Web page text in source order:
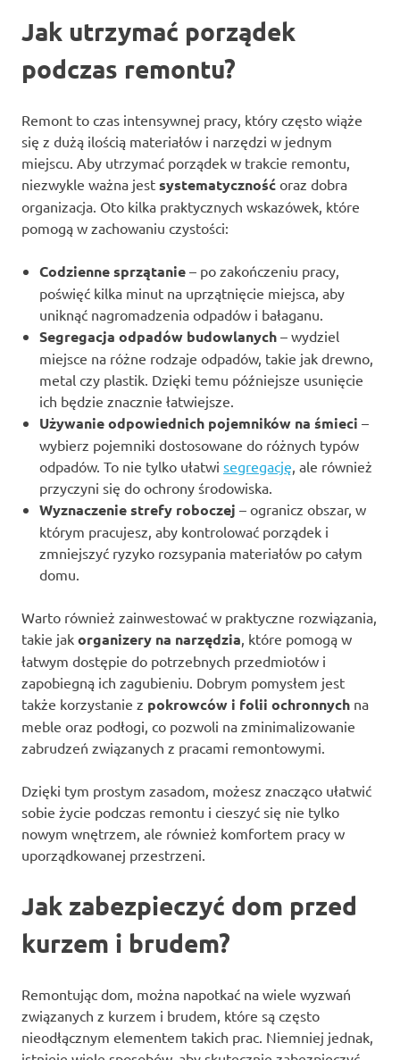
Jak utrzymać porządek
podczas remontu?
Remont to czas intensywnej pracy, który często wiąże
się z dużą ilością materiałów i narzędzi w jednym
miejscu. Aby utrzymać porządek w trakcie remontu,
niezwykle ważna jest systematyczność oraz dobra
organizacja. Oto kilka praktycznych wskazówek, które
pomogą w zachowaniu czystości:
Codzienne sprzątanie – po zakończeniu pracy,
poświęć kilka minut na uprzątnięcie miejsca, aby
uniknąć nagromadzenia odpadów i bałaganu.
Segregacja odpadów budowlanych – wydziel
miejsce na różne rodzaje odpadów, takie jak drewno,
metal czy plastik. Dzięki temu późniejsze usunięcie
ich będzie znacznie łatwiejsze.
Używanie odpowiednich pojemników na śmieci –
wybierz pojemniki dostosowane do różnych typów
odpadów. To nie tylko ułatwi segregację , ale również
przyczyni się do ochrony środowiska.
Wyznaczenie strefy roboczej – ogranicz obszar, w
którym pracujesz, aby kontrolować porządek i
zmniejszyć ryzyko rozsypania materiałów po całym
domu.
Warto również zainwestować w praktyczne rozwiązania,
takie jak organizery na narzędzia , które pomogą w
łatwym dostępie do potrzebnych przedmiotów i
zapobiegną ich zagubieniu. Dobrym pomysłem jest
także korzystanie z pokrowców i folii ochronnych na
meble oraz podłogi, co pozwoli na zminimalizowanie
zabrudzeń związanych z pracami remontowymi.
Dzięki tym prostym zasadom, możesz znacząco ułatwić
sobie życie podczas remontu i cieszyć się nie tylko
nowym wnętrzem, ale również komfortem pracy w
uporządkowanej przestrzeni.
Jak zabezpieczyć dom przed
kurzem i brudem?
Remontując dom, można napotkać na wiele wyzwań
związanych z kurzem i brudem, które są często
nieodłącznym elementem takich prac. Niemniej jednak,